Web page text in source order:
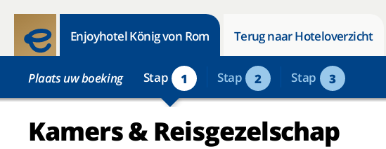
Enjoyhotel König von Rom Terug naar Hoteloverzicht
Plaats uw boeking Stap 1 Stap 2 Stap 3
Kamers & Reisgezelschap